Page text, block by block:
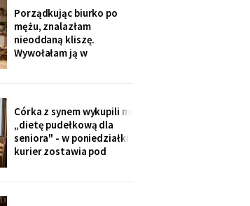
ścian, „bo ciocia nie lubi
na nie patrzeć". Dałam jej
mały album - schowała go
do tornistra jak
Porządkując biurko po
mężu, znalazłam
nieoddaną kliszę.
Wywołałam ją w
roześmiana kobieta przy
ognisku. Na ostatniej
klatce on - młody, z
wąsami, obejmuje ją
ramieniem.
Córka z synem wykupili mi
„dietę pudełkową dla
seniora" - w poniedziałki
kurier zostawia pod